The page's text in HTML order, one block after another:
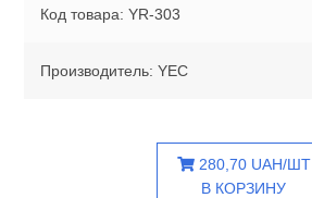
Код товара: YR-303
Производитель: YEC
280,70 UAH/ШТ
В КОРЗИНУ